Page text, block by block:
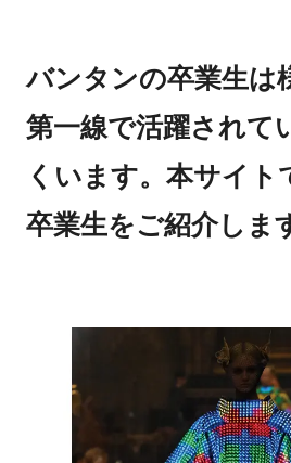
バンタンの卒業生は
第一線で活躍されて
くいます。本サイト
卒業生をご紹介しま